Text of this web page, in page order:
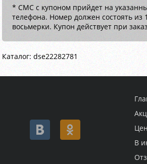
* СМС с купоном прийдет на
телефона. Номер должен состоять из
восьмерки. Купон действует при
Каталог: dse22282781
В